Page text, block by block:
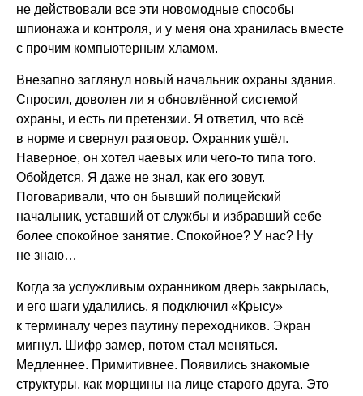
не действовали все эти новомодные способы
шпионажа и контроля, и у меня она хранилась вместе
с прочим компьютерным хламом.
Внезапно заглянул новый начальник охраны здания.
Спросил, доволен ли я обновлённой системой
охраны, и есть ли претензии. Я ответил, что всё
в норме и свернул разговор. Охранник ушёл.
Наверное, он хотел чаевых или чего-то типа того.
Обойдется. Я даже не знал, как его зовут.
Поговаривали, что он бывший полицейский
начальник, уставший от службы и избравший себе
более спокойное занятие. Спокойное? У нас? Ну
не знаю…
Когда за услужливым охранником дверь закрылась,
и его шаги удалились, я подключил «Крысу»
к терминалу через паутину переходников. Экран
мигнул. Шифр замер, потом стал меняться.
Медленнее. Примитивнее. Появились знакомые
структуры, как морщины на лице старого друга. Это